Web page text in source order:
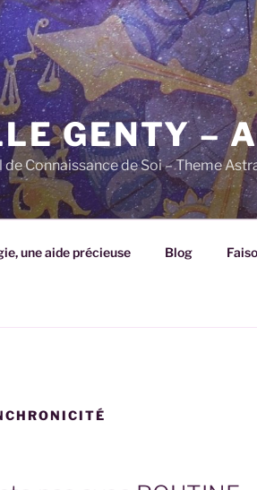
GENTY –
de Connaissance de Soi – Theme
une aide précieuse Blog